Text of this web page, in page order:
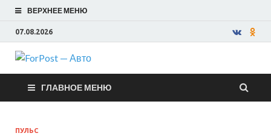
ВЕРХНЕЕ МЕНЮ
07.08.2026
ForPost —
Авто
ГЛАВНОЕ МЕНЮ
ПУЛЬС